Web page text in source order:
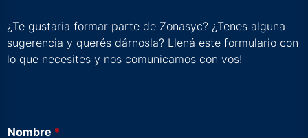
¿Te gustaria formar parte de Zonasyc? ¿Tenes alguna
sugerencia y querés dárnosla? Llená este formulario con
lo que necesites y nos comunicamos con vos!
Nombre *